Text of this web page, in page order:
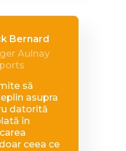
Bernard
Aulnay
să
asupra
datorită
în
ceea ce